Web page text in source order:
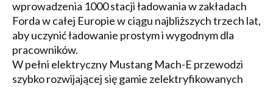
wprowadzenia 1000 stacji ładowania w zakładach
Forda w całej Europie w ciągu najbliższych trzech lat,
aby uczynić ładowanie prostym i wygodnym dla
pracowników.
W pełni elektryczny Mustang Mach-E przewodzi
szybko rozwijającej się gamie zelektryfikowanych